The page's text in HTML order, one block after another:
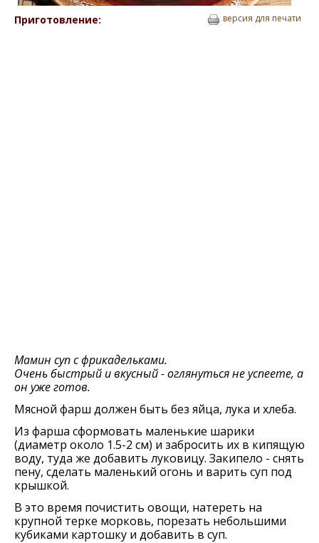
Приготовление: версия для печати
Мамин суп с фрикадельками.
Очень быстрый и вкусный - оглянуться не успеете, а
он уже готов.
Мясной фарш должен быть без яйца, лука и хлеба.
Из фарша сформовать маленькие шарики
(диаметр около 1.5-2 см) и забросить их в кипящую
воду, туда же добавить луковицу. Закипело - снять
пену, сделать маленький огонь и варить суп под
крышкой.
В это время почистить овощи, натереть на
крупной терке морковь, порезать небольшими
кубиками картошку и добавить в суп.